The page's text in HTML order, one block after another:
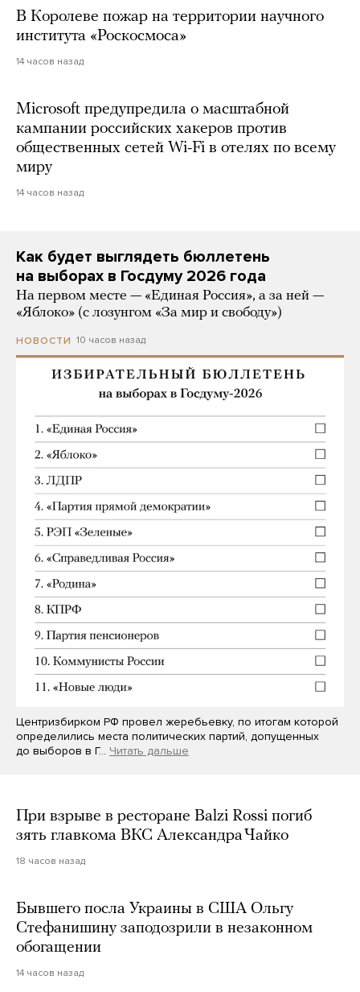
В Королеве пожар на территории научного
института «Роскосмоса»
14 часов назад
Microsoft предупредила о масштабной
кампании российских хакеров против
общественных сетей Wi-Fi в отелях по всему
миру
14 часов назад
Как будет выглядеть бюллетень
на выборах в Госдуму 2026 года
На первом месте — «Единая Россия», а за ней —
«Яблоко» (с лозунгом «За мир и свободу»)
НОВОСТИ 10 часов назад
Центризбирком РФ провел жеребьевку, по итогам которой
определились места политических партий, допущенных
до выборов в Г… Читать дальше
При взрыве в ресторане Balzi Rossi погиб
зять главкома ВКС Александра Чайко
18 часов назад
Бывшего посла Украины в США Ольгу
Стефанишину заподозрили в незаконном
обогащении
14 часов назад